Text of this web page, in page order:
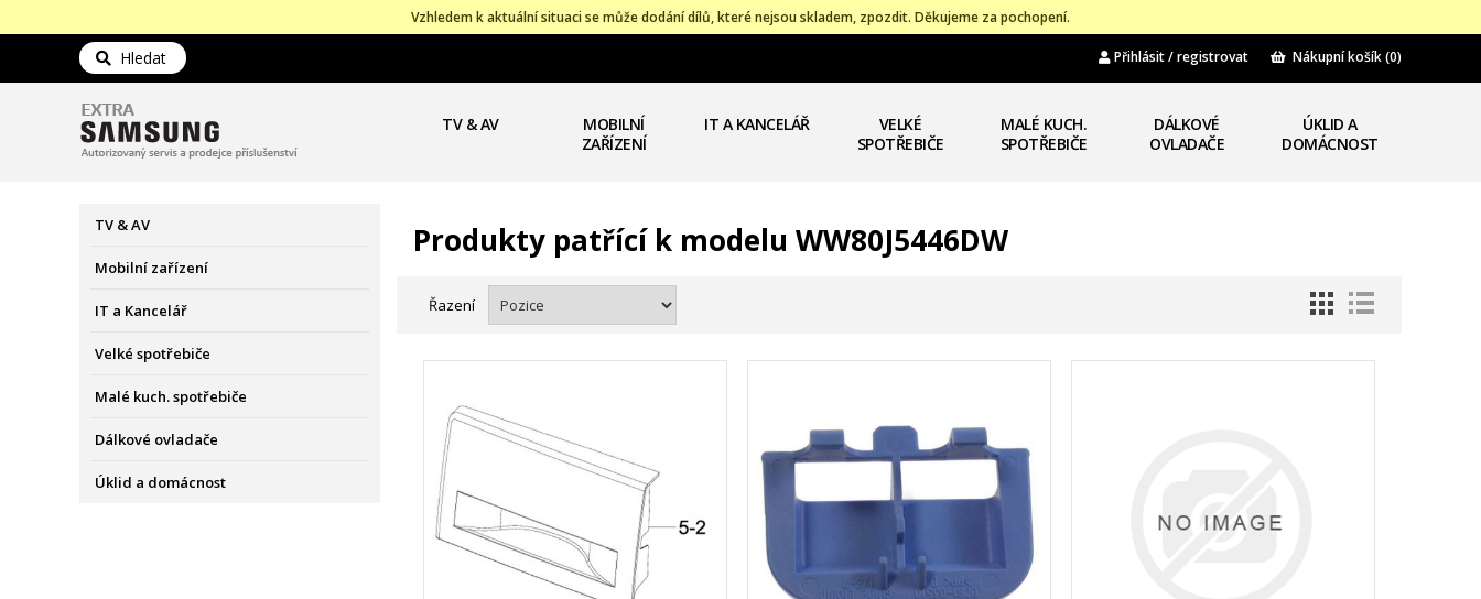
Vzhledem k aktuální situaci se může dodání dílů, které nejsou skladem, zpozdit. Děkujeme za pochopení.
Hledat Přihlásit / registrovat Nákupní košík(0)
TV & AV
MOBILNÍ
ZAŘÍZENÍ
IT A KANCELÁŘ
VELKÉ
SPOTŘEBIČE
MALÉ KUCH.
SPOTŘEBIČE
DÁLKOVÉ
OVLADAČE
ÚKLID A
DOMÁCNOST
TV & AV
Mobilní zařízení
IT a Kancelář
Velké spotřebiče
Malé kuch. spotřebiče
Dálkové ovladače
Úklid a domácnost
Produkty patřící k modelu WW80J5446DW
Řazení